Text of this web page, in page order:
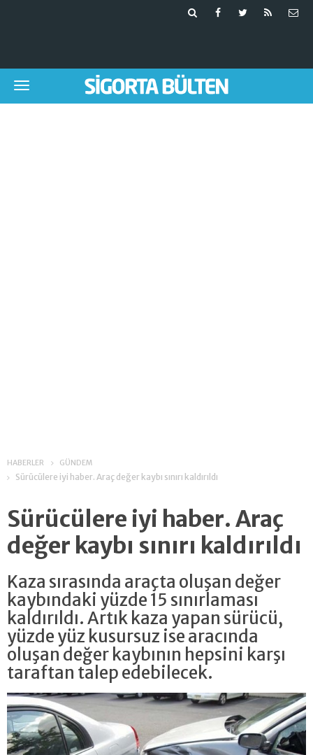
HABERLER GÜNDEM
Sürücülere iyi haber. Araç değer kaybı sınırı kaldırıldı
Sürücülere iyi haber. Araç
değer kaybı sınırı kaldırıldı
Kaza sırasında araçta oluşan değer
kaybındaki yüzde 15 sınırlaması
kaldırıldı. Artık kaza yapan sürücü,
yüzde yüz kusursuz ise aracında
oluşan değer kaybının hepsini karşı
taraftan talep edebilecek.